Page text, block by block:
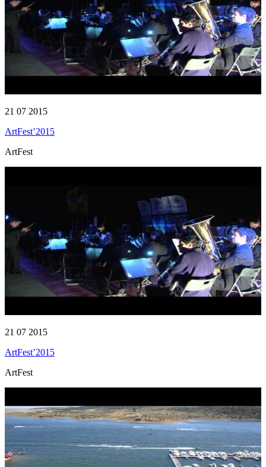
21 07 2015
ArtFest’2015
ArtFest
21 07 2015
ArtFest’2015
ArtFest